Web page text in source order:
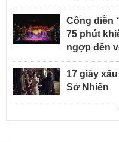
Công diễn
75 phút
ngợp đến
17 giây
Sở Nhiên